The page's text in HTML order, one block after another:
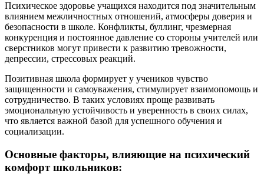
Психическое здоровье учащихся находится под значительным
влиянием межличностных отношений, атмосферы доверия и
безопасности в школе. Конфликты, буллинг, чрезмерная
конкуренция и постоянное давление со стороны учителей или
сверстников могут привести к развитию тревожности,
депрессии, стрессовых реакций.
Позитивная школа формирует у учеников чувство
защищенности и самоуважения, стимулирует взаимопомощь и
сотрудничество. В таких условиях проще развивать
эмоциональную устойчивость и уверенность в своих силах,
что является важной базой для успешного обучения и
социализации.
Основные факторы, влияющие на психический
комфорт школьников: